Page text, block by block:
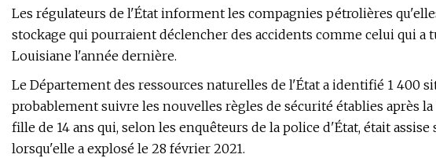
Les régulateurs de l'État informent les compagnies pétrolières
stockage qui pourraient déclencher des accidents comme celui qui a
Louisiane l'année dernière.
Le Département des ressources naturelles de l'État a identifié 1 400
probablement suivre les nouvelles règles de sécurité établies après
fille de 14 ans qui, selon les enquêteurs de la police d'État, était
lorsqu'elle a explosé le 28 février 2021.